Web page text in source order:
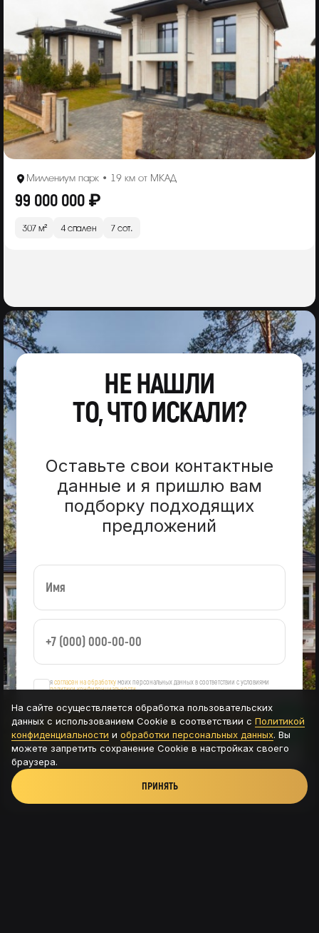
Миллениум парк • 19 км от МКАД
99 000 000 ₽
307 м² 4 спален 7 сот.
НЕ НАШЛИ
ТО, ЧТО ИСКАЛИ?
Оставьте свои контактные
данные и я пришлю вам
подборку подходящих
предложений
ясогласен на обработкумоих персональных данных в соответствии с условиями
политики конфиденциальности
ОСТАВИТЬ ЗАЯВКУ
На сайте осуществляется обработка пользовательских
данных с использованием Cookie в соответствии с Политикой
конфиденциальности и обработки персональных данных. Вы
можете запретить сохранение Cookie в настройках своего
браузера.
ПРИНЯТЬ